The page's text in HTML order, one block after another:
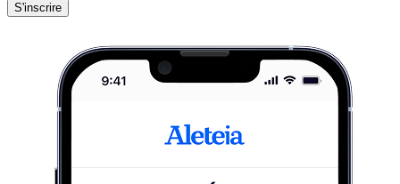
S'inscrire